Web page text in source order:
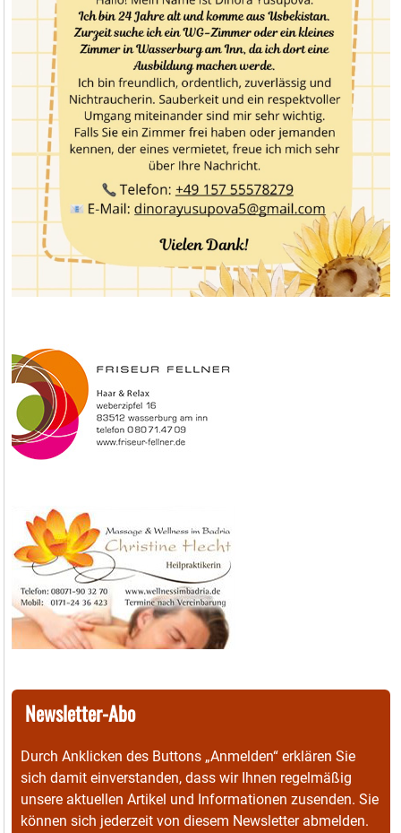
Newsletter-Abo
Durch Anklicken des Buttons „Anmelden“ erklären Sie
sich damit einverstanden, dass wir Ihnen regelmäßig
unsere aktuellen Artikel und Informationen zusenden. Sie
können sich jederzeit von diesem Newsletter abmelden.